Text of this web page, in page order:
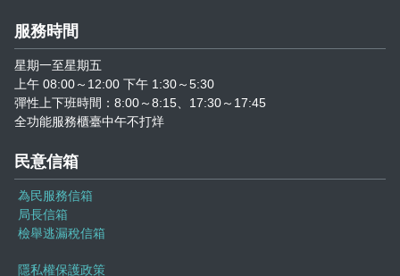
服務時間
星期一至星期五
上午 08:00～12:00 下午 1:30～5:30
彈性上下班時間：8:00～8:15、17:30～17:45
全功能服務櫃臺中午不打烊
民意信箱
為民服務信箱
局長信箱
檢舉逃漏稅信箱
隱私權保護政策